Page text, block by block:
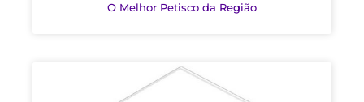
O Melhor Petisco da Região